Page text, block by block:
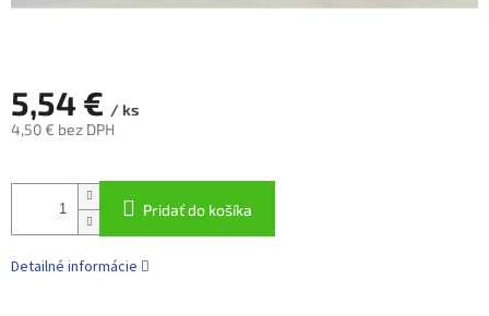
5,54 € / ks
4,50 € bez DPH
cena:
Pridať do košíka
Detailné informácie